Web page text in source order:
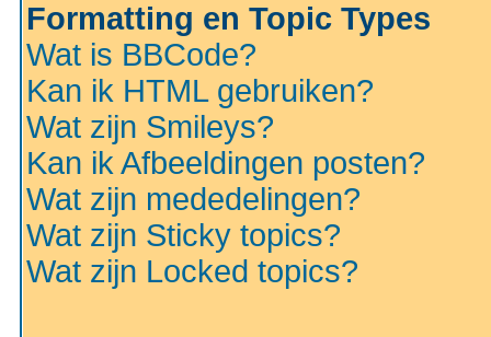
Formatting en Topic Types
Wat is BBCode?
Kan ik HTML gebruiken?
Wat zijn Smileys?
Kan ik Afbeeldingen posten?
Wat zijn mededelingen?
Wat zijn Sticky topics?
Wat zijn Locked topics?